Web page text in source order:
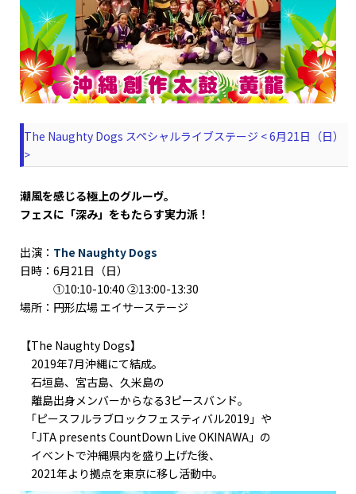
The Naughty Dogs スペシャルライブステージ < 6月21日（日）
>
潮⾵を感じる極上のグルーヴ。
フェスに「深み」をもたらす実⼒派！
出演： The Naughty Dogs
日時：6月21日（日）
①10:10-10:40 ②13:00-13:30
場所：円形広場 エイサーステージ
【The Naughty Dogs】
2019年7月沖縄にて結成。
石垣島、宮古島、久米島の
離島出身メンバーからなる3ピースバンド。
｢ピースフルラブロックフェスティバル2019」や
｢JTA presents CountDown Live OKINAWA」の
イベントで沖縄県内を盛り上げた後、
2021年より拠点を東京に移し活動中。